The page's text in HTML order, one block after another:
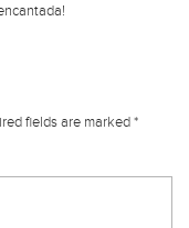
fields are marked*